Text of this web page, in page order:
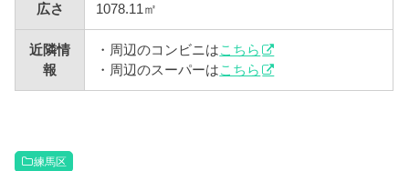
広さ 1078.11㎡
近隣情
報
・周辺のコンビニはこちら
・周辺のスーパーはこちら
練馬区